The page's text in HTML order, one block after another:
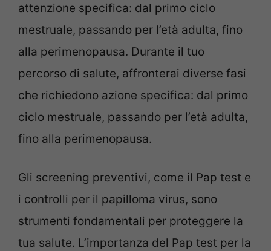
attenzione specifica: dal primo ciclo
mestruale, passando per l’età adulta, fino
alla perimenopausa. Durante il tuo
percorso di salute, affronterai diverse fasi
che richiedono azione specifica: dal primo
ciclo mestruale, passando per l’età adulta,
fino alla perimenopausa.
Gli screening preventivi, come il Pap test e
i controlli per il papilloma virus, sono
strumenti fondamentali per proteggere la
tua salute. L’importanza del Pap test per la